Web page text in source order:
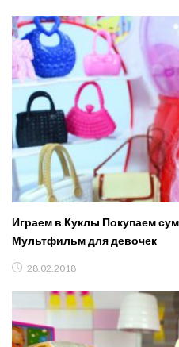
Играем в Куклы Покупаем сумочку Выигрываем подарки
Мультфильм для девочек
28.02.2018